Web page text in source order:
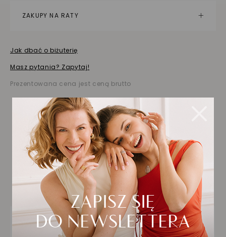
ZAKUPY NA RATY
Jak dbać o biżuterię
Masz pytania? Zapytaj!
Prezentowana cena jest ceną brutto
Biżuteria wybrana dla
Ciebie